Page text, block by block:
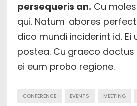
persequeris an. Cu
qui. Natum labores
dico mundi inciderint id. Ei
postea. Cu graeco doctus
ei eum probo regione.
CONFERENCE EVENTS MEETING